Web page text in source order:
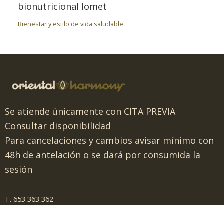
bionutricional Iomet
Bienestar y estilo de vida saludable
Se atiende únicamente con CITA PREVIA
Consultar disponibilidad
Para cancelaciones y cambios avisar mínimo con
48h de antelación o se dará por consumida la
sesión
T. 653 363 362